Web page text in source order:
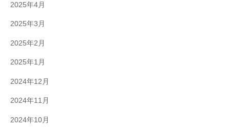
2025年4月
2025年3月
2025年2月
2025年1月
2024年12月
2024年11月
2024年10月